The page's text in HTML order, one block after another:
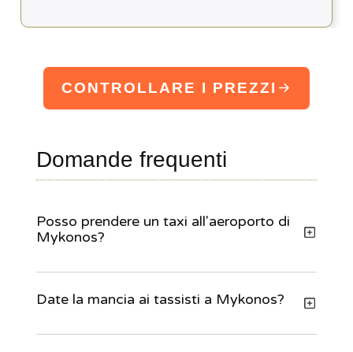
CONTROLLARE I PREZZI
Domande frequenti
Posso prendere un taxi all'aeroporto di
Mykonos?
Date la mancia ai tassisti a Mykonos?